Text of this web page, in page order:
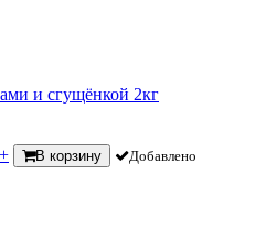
и сгущёнкой 2кг
+ В корзину Добавлено